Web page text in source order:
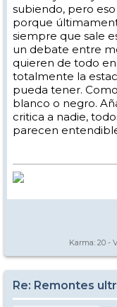
subiendo, pero
porque
siempre que sale
un debate entre
quieren de todo en
totalmente la
pueda tener.
blanco o negro.
critica a nadie,
parecen
Karma: 20 -
Re: Remontes